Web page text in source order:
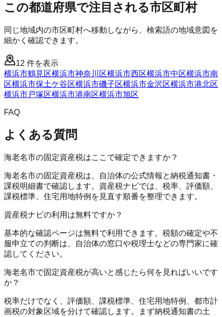
この都道府県で注目される市区町村
同じ地域内の市区町村へ移動しながら、検索語の地域意図を
細かく確認できます。
12 件を表示
横浜市鶴見区横浜市神奈川区横浜市西区横浜市中区横浜市南
区横浜市保土ケ谷区横浜市磯子区横浜市金沢区横浜市港北区
横浜市戸塚区横浜市港南区横浜市旭区
FAQ
よくある質問
海老名市の固定資産税はここで確定できますか？
海老名市の固定資産税は、自治体の公式情報と納税通知書・
課税明細書で確認します。資産税ナビでは、税率、評価額、
課税標準、住宅用地特例を見直す順番を整理できます。
資産税ナビの利用は無料ですか？
基本的な確認ページは無料で利用できます。税額の確定や不
服申立ての判断は、自治体の窓口や税理士などの専門家に確
認してください。
海老名市で固定資産税が高いと感じたら何を見ればいいです
か？
税率だけでなく、評価額、課税標準、住宅用地特例、都市計
画税の対象区域を分けて確認します。まず納税通知書の土